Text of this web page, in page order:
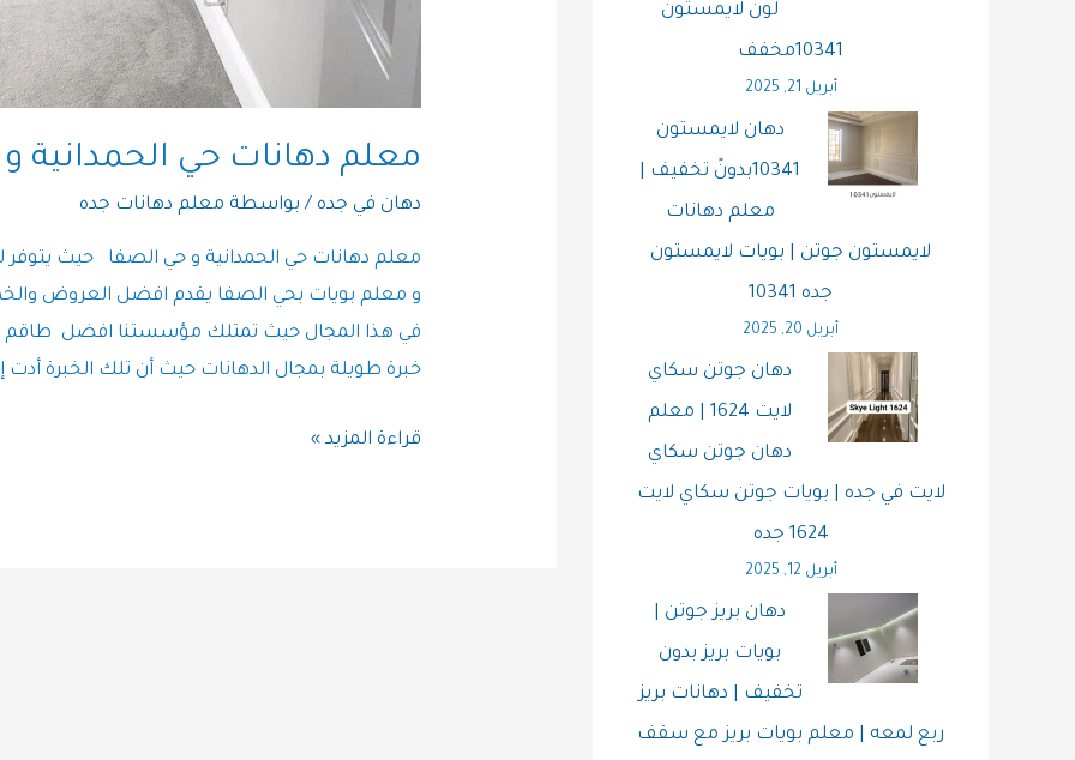
لون لايمستون
10341مخفف
أبريل 21, 2025
دهان لايمستون
10341بدونً تخفيف |
معلم دهانات
لايمستون جوتن | بويات لايمستون
جده 10341
أبريل 20, 2025
دهان جوتن سكاي
لايت 1624 | معلم
دهان جوتن سكاي
لايت في جده | بويات جوتن سكاي لايت
1624 جده
أبريل 12, 2025
دهان بريز جوتن |
بويات بريز بدون
تخفيف | دهانات بريز
ربع لمعه | معلم بويات بريز مع سقف
معلم دهانات حي الحمدانية
دهان في جده / بواسطة معلم دهانات جده
معلم دهانات حي الحمدانية و حي الصفا حيث يتوفر
و معلم بويات بحي الصفا يقدم افضل العروض
في هذا المجال حيث تمتلك مؤسستنا افضل
خبرة طويلة بمجال الدهانات حيث أن تلك الخبرة أدت
معلم
قراءة المزيد »